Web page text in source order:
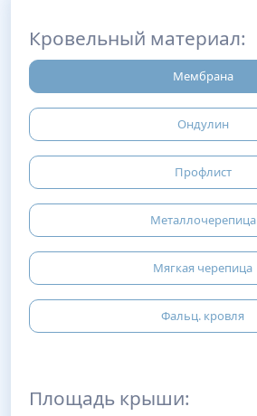
Кровельный материал:
Мембрана
Ондулин
Профлист
Металлочерепица
Мягкая черепица
Фальц. кровля
Площадь крыши: